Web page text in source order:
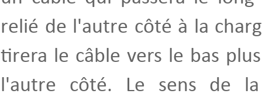
relié de l'autre côté à la
tirera le câble vers le bas
l'autre côté. Le sens de